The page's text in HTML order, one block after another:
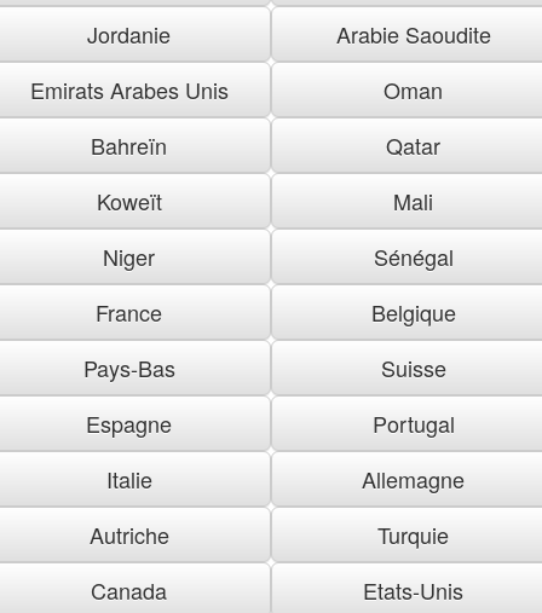
Jordanie
Arabie Saoudite
Emirats Arabes Unis
Oman
Bahreïn
Qatar
Koweït
Mali
Niger
Sénégal
France
Belgique
Pays-Bas
Suisse
Espagne
Portugal
Italie
Allemagne
Autriche
Turquie
Canada
Etats-Unis